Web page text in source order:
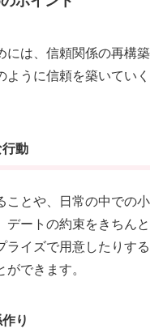
には、信頼関係の再構築
うに信頼を築いていく
動
ことや、日常の中での小
デートの約束をきちんと
ライズで用意したりする
できます。
り